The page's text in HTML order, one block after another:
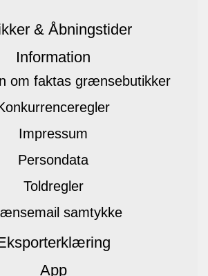
& Åbningstider
Information
om faktas grænsebutikker
Impressum
Persondata
Toldregler
samtykke
App